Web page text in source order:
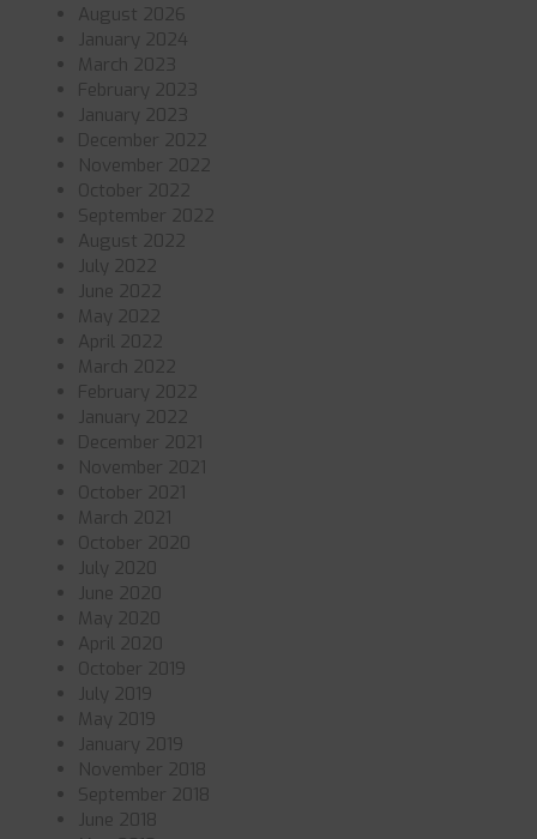
August 2026
January 2024
March 2023
February 2023
January 2023
December 2022
November 2022
October 2022
September 2022
August 2022
July 2022
June 2022
May 2022
April 2022
March 2022
February 2022
January 2022
December 2021
November 2021
October 2021
March 2021
October 2020
July 2020
June 2020
May 2020
April 2020
October 2019
July 2019
May 2019
January 2019
November 2018
September 2018
June 2018